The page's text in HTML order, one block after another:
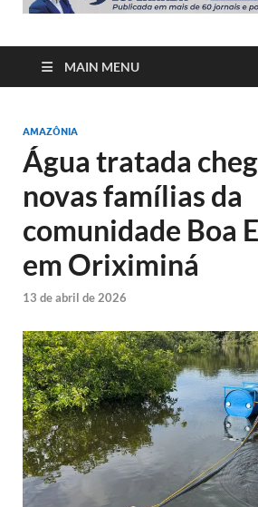
MAIN MENU
AMAZÔNIA
Água tratada
novas famílias da
comunidade Boa
em Oriximiná
13 de abril de 2026